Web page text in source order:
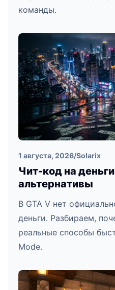
команды.
1 августа, 2026/Solarix
Чит-код на
альтернативы
В GTA V нет
деньги. Разбираем,
реальные способы
Mode.